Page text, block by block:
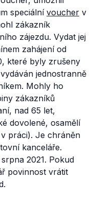
speciální voucher v
zákazník
zájezdu. Vydat jej
zahájení od
které byly zrušeny
jednostranně
Mohly ho
zákazníků
nad 65 let,
dovolené, osamělí
práci). Je chráněn
kanceláře.
2021. Pokud
povinnost vrátit